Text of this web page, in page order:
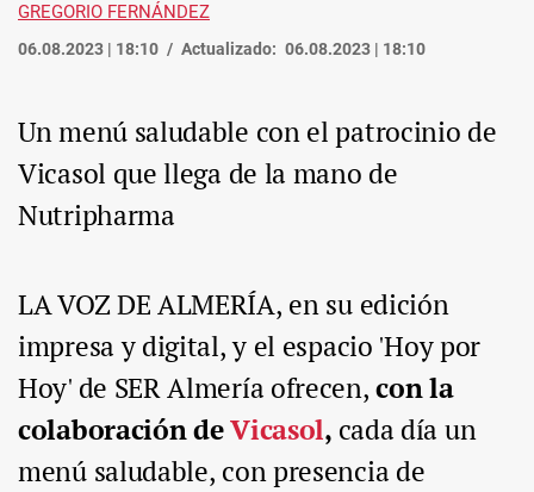
GREGORIO FERNÁNDEZ
06.08.2023 | 18:10 Actualizado: 06.08.2023 | 18:10
Un menú saludable con el patrocinio de
Vicasol que llega de la mano de
Nutripharma
LA VOZ DE ALMERÍA, en su edición
impresa y digital, y el espacio 'Hoy por
Hoy' de SER Almería ofrecen,con la
colaboración deVicasol, cada día un
menú saludable, con presencia de